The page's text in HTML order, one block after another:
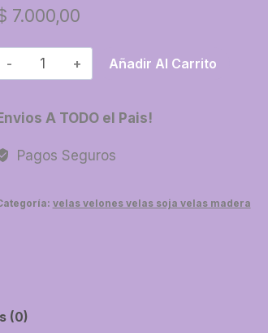
7.000,00
12-
Vela
x
cantidad
Añadir Al Carrito
A TODO el Pais!
Pagos Seguros
velas velones velas soja velas madera
(0)